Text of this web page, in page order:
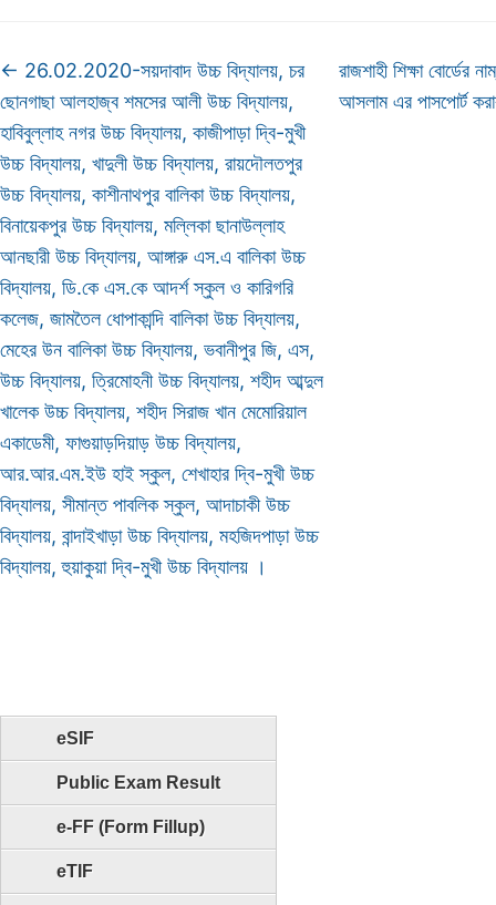
eSIF
Public Exam Result
e-FF (Form Fillup)
eTIF
← 26.02.2020-সয়দাবাদ উচ্চ বিদ্যালয়, চর
ছোনগাছা আলহাজ্ব শমসের আলী উচ্চ বিদ্যালয়,
হাবিবুল্লাহ নগর উচ্চ বিদ্যালয়, কাজীপাড়া দ্বি-মুখী
উচ্চ বিদ্যালয়, খাদুলী উচ্চ বিদ্যালয়, রায়দৌলতপুর
উচ্চ বিদ্যালয়, কাশীনাথপুর বালিকা উচ্চ বিদ্যালয়,
বিনায়েকপুর উচ্চ বিদ্যালয়, মল্লিকা ছানাউল্লাহ
আনছারী উচ্চ বিদ্যালয়, আঙ্গারু এস.এ বালিকা উচ্চ
বিদ্যালয়, ডি.কে এস.কে আদর্শ স্কুল ও কারিগরি
কলেজ, জামতৈল ধোপাকান্দি বালিকা উচ্চ বিদ্যালয়,
মেহের উন বালিকা উচ্চ বিদ্যালয়, ভবানীপুর জি, এস,
উচ্চ বিদ্যালয়, ত্রিমোহনী উচ্চ বিদ্যালয়, শহীদ আব্দুল
খালেক উচ্চ বিদ্যালয়, শহীদ সিরাজ খান মেমোরিয়াল
একাডেমী, ফাগুয়াড়দিয়াড় উচ্চ বিদ্যালয়,
আর.আর.এম.ইউ হাই স্কুল, শেখাহার দ্বি-মুখী উচ্চ
বিদ্যালয়, সীমান্ত পাবলিক স্কুল, আদাচাকী উচ্চ
বিদ্যালয়, বান্দাইখাড়া উচ্চ বিদ্যালয়, মহজিদপাড়া উচ্চ
বিদ্যালয়, হুয়াকুয়া দ্বি-মুখী উচ্চ বিদ্যালয় ।
রাজশাহী শিক্ষা বোর্ডের
আসলাম এর পাসপোর্ট